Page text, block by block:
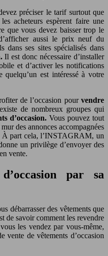
préciser le tarif surtout que
acheteurs espèrent faire une
que vous devez baisser trop le
aussi le prix neuf du
dans ses sites spécialisés dans
Il est donc nécessaire d’installer
et d’activer les notifications
est intéressé à votre
de l’occasion pour vendre
de nombreux groupes qui
d’occasion. Vous pouvez tout
des annonces accompagnées
À part cela, l’INSTAGRAM, un
un privilège d’envoyer des
vente.
par sa
débarrasser des vêtements que
de savoir comment les revendre
les vendez par vous-même,
vente de vêtements d’occasion